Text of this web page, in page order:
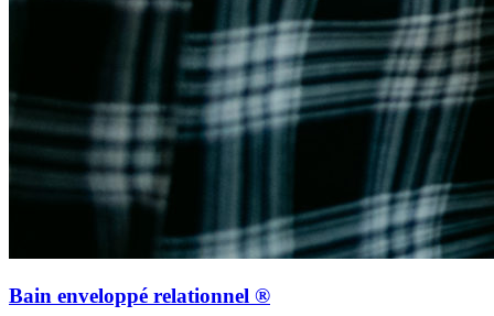
Bain enveloppé relationnel ®